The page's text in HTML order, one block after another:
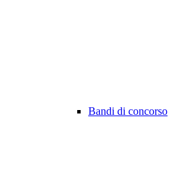
Bandi di concorso